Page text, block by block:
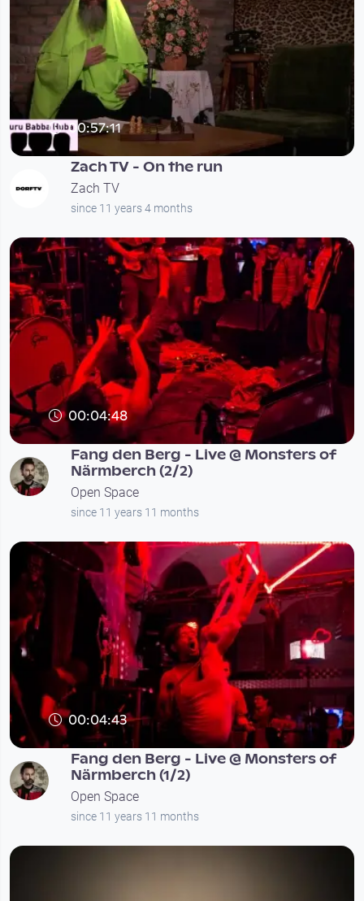
00:57:11
Zach TV - On the run
Zach TV
since 11 years 4 months
00:04:48
Fang den Berg - Live @ Monsters of
Närmberch (2/2)
Open Space
since 11 years 11 months
00:04:43
Fang den Berg - Live @ Monsters of
Närmberch (1/2)
Open Space
since 11 years 11 months